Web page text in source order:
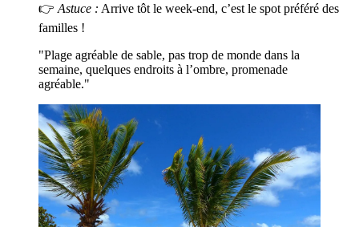
👉Astuce : Arrive tôt le week-end, c’est le spot préféré des
familles !
"Plage agréable de sable, pas trop de monde dans la
semaine, quelques endroits à l’ombre, promenade
agréable."